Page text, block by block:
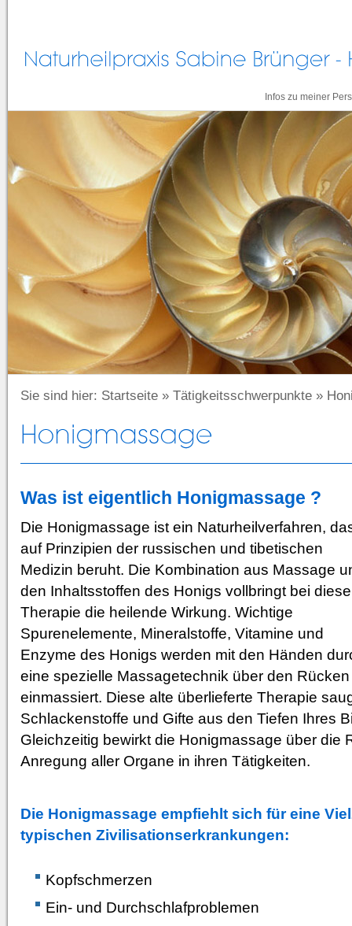
Infos zu meiner
Sie sind hier: Startseite » Tätigkeitsschwerpunkte »
Was ist eigentlich Honigmassage ?
Die Honigmassage ist ein Naturheilverfahren,
auf Prinzipien der russischen und tibetischen
Medizin beruht. Die Kombination aus Massage
den Inhaltsstoffen des Honigs vollbringt bei
Therapie die heilende Wirkung. Wichtige
Spurenelemente, Mineralstoffe, Vitamine und
Enzyme des Honigs werden mit den Händen
eine spezielle Massagetechnik über den
einmassiert. Diese alte überlieferte Therapie
Schlackenstoffe und Gifte aus den Tiefen Ihres
Gleichzeitig bewirkt die Honigmassage über die
Anregung aller Organe in ihren Tätigkeiten.
Die Honigmassage empfiehlt sich für eine
typischen Zivilisationserkrankungen:
Kopfschmerzen
Ein- und Durchschlafproblemen